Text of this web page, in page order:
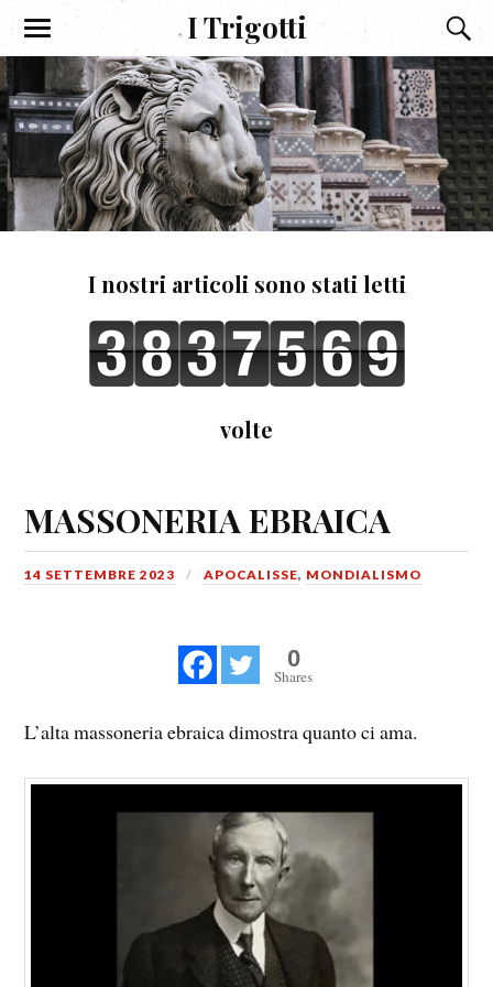
I Trigotti
I nostri articoli sono stati letti
volte
MASSONERIA EBRAICA
14 SETTEMBRE 2023 APOCALISSE, MONDIALISMO
0
Shares
L’alta massoneria ebraica dimostra quanto ci ama.